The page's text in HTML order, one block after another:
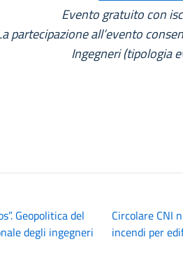
Evento gratuito con
partecipazione all’evento
Ingegneri (tipologia
Geopolitica del
degli ingegneri
Circolare CNI
incendi per